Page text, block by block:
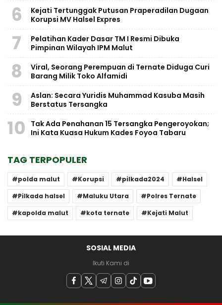
6
Kejati Tertunggak Putusan Praperadilan Dugaan
Korupsi MV Halsel Expres
7
Pelatihan Kader Dasar TM I Resmi Dibuka
Pimpinan Wilayah IPM Malut
8
Viral, Seorang Perempuan di Ternate Diduga Curi
Barang Milik Toko Alfamidi
9
Aslan: Secara Yuridis Muhammad Kasuba Masih
Berstatus Tersangka
10
Tak Ada Penahanan 15 Tersangka Pengeroyokan;
Ini Kata Kuasa Hukum Kades Foyoa Tabaru
TAG TERPOPULER
polda malut Korupsi pilkada2024
Halsel
Pilkada halsel
Maluku Utara
Polres Ternate
kapolda malut
kota ternate Kejati Malut
SOSIAL MEDIA
Ikuti Kami di